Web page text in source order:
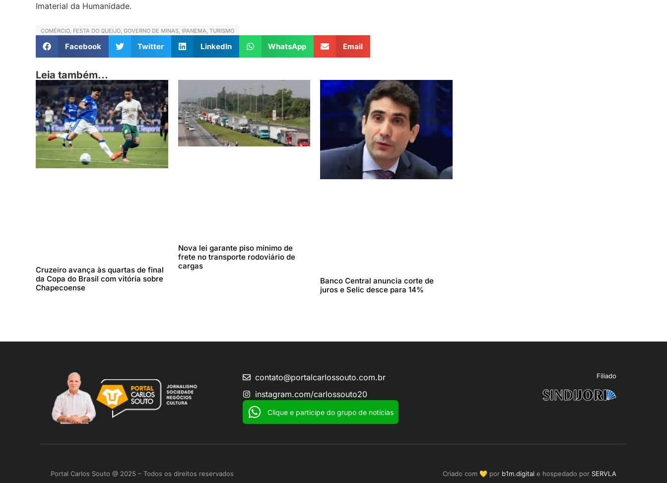
Imaterial da Humanidade.
COMÉRCIO, FESTA DO QUEIJO, GOVERNO DE MINAS, IPANEMA, TURISMO
Facebook Twitter LinkedIn WhatsApp Email
Leia também...
Cruzeiro avança às quartas de final
da Copa do Brasil com vitória sobre
Chapecoense
Nova lei garante piso mínimo de
frete no transporte rodoviário de
cargas
Banco Central anuncia corte de
juros e Selic desce para 14%
contato@portalcarlossouto.com.br
instagram.com/carlossouto20
Clique e participe do grupo de notícias
Filiado
Portal Carlos Souto @ 2025 – Todos os direitos reservados Criado com 💛 por b1m.digital e hospedado por SERVLA